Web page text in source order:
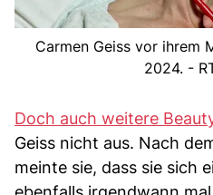
Carmen Geiss vor ihrem
2024. -
Doch auch weitere
Geiss nicht aus. Nach
meinte sie, dass sie sich